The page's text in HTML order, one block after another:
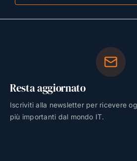
Resta aggiornato
Iscriviti alla newsletter per ricevere
più importanti dal mondo IT.